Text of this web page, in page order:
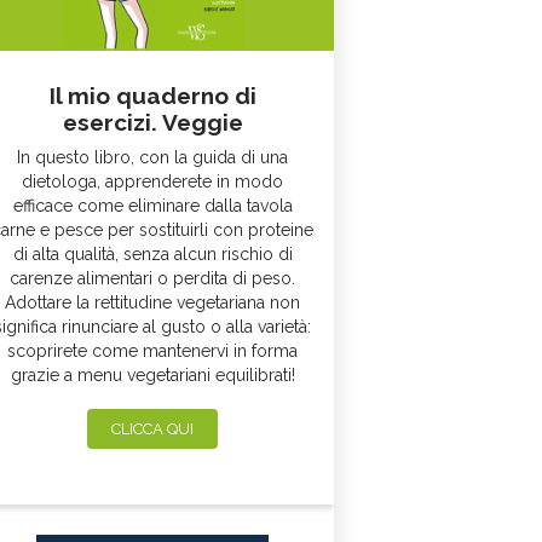
Il mio quaderno di
esercizi. Veggie
In questo libro, con la guida di una
dietologa, apprenderete in modo
efficace come eliminare dalla tavola
e pesce per sostituirli con proteine
di alta qualità, senza alcun rischio di
carenze alimentari o perdita di peso.
Adottare la rettitudine vegetariana non
rinunciare al gusto o alla varietà:
scoprirete come mantenervi in forma
grazie a menu vegetariani equilibrati!
CLICCA QUI